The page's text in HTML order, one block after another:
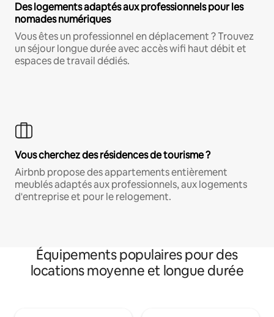
Des logements adaptés aux professionnels pour les
nomades numériques
Vous êtes un professionnel en déplacement ? Trouvez
un séjour longue durée avec accès wifi haut débit et
espaces de travail dédiés.
Vous cherchez des résidences de tourisme ?
Airbnb propose des appartements entièrement
meublés adaptés aux professionnels, aux logements
d'entreprise et pour le relogement.
Équipements populaires pour des
locations moyenne et longue durée